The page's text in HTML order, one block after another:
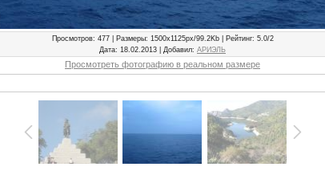
Просмотров: 477 | Размеры: 1500x1125px/99.2Kb | Рейтинг: 5.0/2
Дата: 18.02.2013 | Добавил: АРИЭЛЬ
Просмотреть фотографию в реальном размере